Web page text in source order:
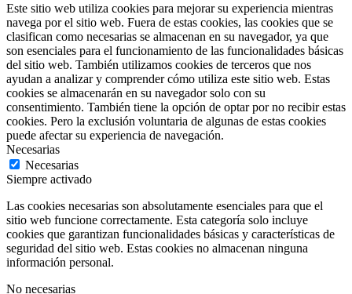
Este sitio web utiliza cookies para mejorar su experiencia mientras
navega por el sitio web. Fuera de estas cookies, las cookies que se
clasifican como necesarias se almacenan en su navegador, ya que
son esenciales para el funcionamiento de las funcionalidades básicas
del sitio web. También utilizamos cookies de terceros que nos
ayudan a analizar y comprender cómo utiliza este sitio web. Estas
cookies se almacenarán en su navegador solo con su
consentimiento. También tiene la opción de optar por no recibir estas
cookies. Pero la exclusión voluntaria de algunas de estas cookies
puede afectar su experiencia de navegación.
Necesarias
Necesarias
Siempre activado
Las cookies necesarias son absolutamente esenciales para que el
sitio web funcione correctamente. Esta categoría solo incluye
cookies que garantizan funcionalidades básicas y características de
seguridad del sitio web. Estas cookies no almacenan ninguna
información personal.
No necesarias